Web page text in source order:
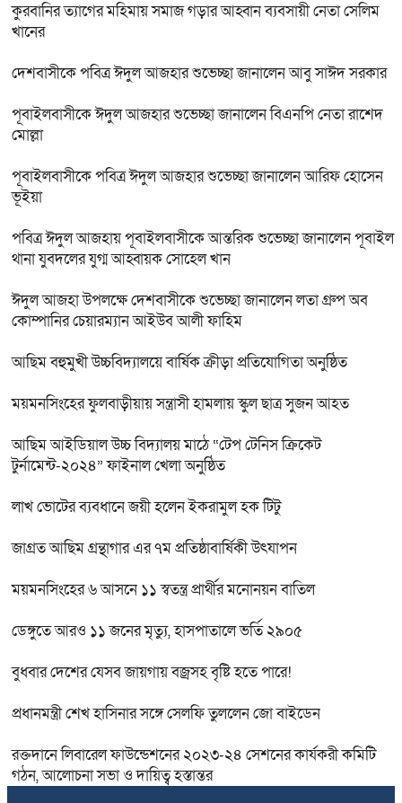
কুরবানির ত্যাগের মহিমায় সমাজ গড়ার আহ্বান ব্যবসায়ী নেতা সেলিম
খানের
দেশবাসীকে পবিত্র ঈদুল আজহার শুভেচ্ছা জানালেন আবু সাঈদ সরকার
পূবাইলবাসীকে ঈদুল আজহার শুভেচ্ছা জানালেন বিএনপি নেতা রাশেদ
মোল্লা
পূবাইলবাসীকে পবিত্র ঈদুল আজহার শুভেচ্ছা জানালেন আরিফ হোসেন
ভূইয়া
পবিত্র ঈদুল আজহায় পূবাইলবাসীকে আন্তরিক শুভেচ্ছা জানালেন পূবাইল
থানা যুবদলের যুগ্ম আহ্বায়ক সোহেল খান
ঈদুল আজহা উপলক্ষে দেশবাসীকে শুভেচ্ছা জানালেন লতা গ্রুপ অব
কোম্পানির চেয়ারম্যান আইউব আলী ফাহিম
আছিম বহুমুখী উচ্চবিদ্যালয়ে বার্ষিক ক্রীড়া প্রতিযোগিতা অনুষ্ঠিত
ময়মনসিংহের ফুলবাড়ীয়ায় সন্ত্রাসী হামলায় স্কুল ছাত্র সুজন আহত
আছিম আইডিয়াল উচ্চ বিদ্যালয় মাঠে “টেপ টেনিস ক্রিকেট
টুর্নামেন্ট-২০২৪” ফাইনাল খেলা অনুষ্ঠিত
লাখ ভোটের ব্যবধানে জয়ী হলেন ইকরামুল হক টিটু
জাগ্রত আছিম গ্রন্থাগার এর ৭ম প্রতিষ্ঠাবার্ষিকী উৎযাপন
ময়মনসিংহের ৬ আসনে ১১ স্বতন্ত্র প্রার্থীর মনোনয়ন বাতিল
ডেঙ্গুতে আরও ১১ জনের মৃত্যু, হাসপাতালে ভর্তি ২৯০৫
বুধবার দেশের যেসব জায়গায় বজ্রসহ বৃষ্টি হতে পারে!
প্রধানমন্ত্রী শেখ হাসিনার সঙ্গে সেলফি তুললেন জো বাইডেন
রক্তদানে লিবারেল ফাউন্ডেশনের ২০২৩-২৪ সেশনের কার্যকরী কমিটি
গঠন, আলোচনা সভা ও দায়িত্ব হস্তান্তর